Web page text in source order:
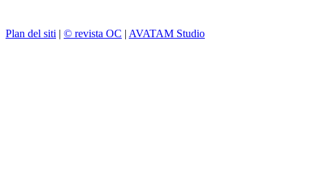
Plan del siti | © revista OC | AVATAM Studio